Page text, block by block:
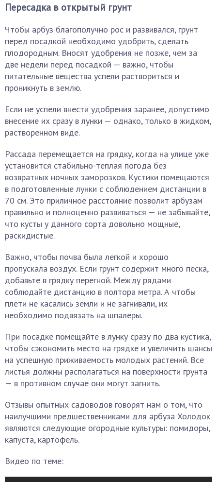
Пересадка в открытый грунт
Чтобы арбуз благополучно рос и развивался, грунт
перед посадкой необходимо удобрить, сделать
плодородным. Вносят удобрения не позже, чем за
две недели перед посадкой — важно, чтобы
питательные вещества успели раствориться и
проникнуть в землю.
Если не успели внести удобрения заранее, допустимо
внесение их сразу в лунки — однако, только в жидком,
растворенном виде.
Рассада перемещается на грядку, когда на улице уже
установится стабильно-теплая погода без
возвратных ночных заморозков. Кустики помещаются
в подготовленные лунки с соблюдением дистанции в
70 см. Это приличное расстояние позволит арбузам
правильно и полноценно развиваться — не забывайте,
что кусты у данного сорта довольно мощные,
раскидистые.
Важно, чтобы почва была легкой и хорошо
пропускала воздух. Если грунт содержит много песка,
добавьте в грядку перегной. Между рядами
соблюдайте дистанцию в полтора метра. А чтобы
плети не касались земли и не загнивали, их
необходимо подвязать на шпалеры.
При посадке помещайте в лунку сразу по два кустика,
чтобы сэкономить место на грядке и увеличить шансы
на успешную приживаемость молодых растений. Все
листья должны располагаться на поверхности грунта
— в противном случае они могут загнить.
Отзывы опытных садоводов говорят нам о том, что
наилучшими предшественниками для арбуза Холодок
являются следующие огородные культуры: помидоры,
капуста, картофель.
Видео по теме: